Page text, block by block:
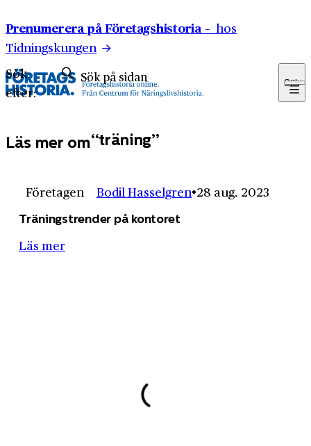
Prenumerera på Företagshistoria – hos
Tidningskungen
Sök
efter:
Sök
Läs mer om träning
Företagen Bodil Hasselgren 28 aug. 2023
Träningstrender på kontoret
Läs mer